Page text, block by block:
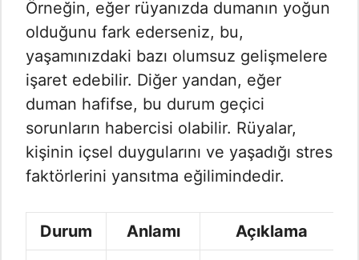
Örneğin, eğer rüyanızda dumanın yoğun
olduğunu fark ederseniz, bu,
yaşamınızdaki bazı olumsuz gelişmelere
işaret edebilir. Diğer yandan, eğer
duman hafifse, bu durum geçici
sorunların habercisi olabilir. Rüyalar,
kişinin içsel duygularını ve yaşadığı stres
faktörlerini yansıtma eğilimindedir.
Durum Anlamı Açıklama